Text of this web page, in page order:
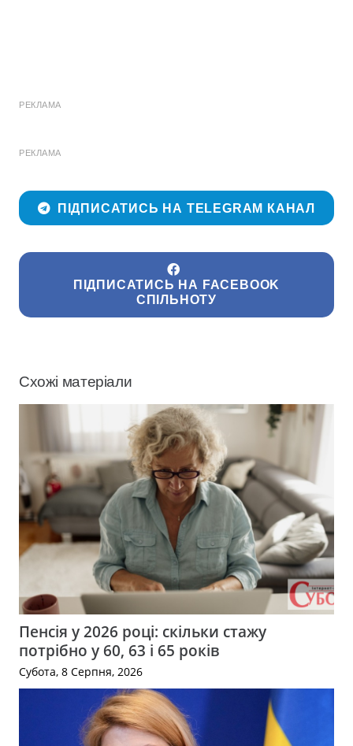
РЕКЛАМА
РЕКЛАМА
ПІДПИСАТИСЬ НА TELEGRAM КАНАЛ
ПІДПИСАТИСЬ НА FACEBOOK
СПІЛЬНОТУ
Схожі матеріали
Пенсія у 2026 році: скільки стажу
потрібно у 60, 63 і 65 років
Субота, 8 Серпня, 2026